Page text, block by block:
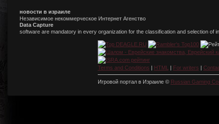
новости в израиле
Независимое некоммерческое Интернет Агенство
Data Capture
software are mandatory in every organization for the classification and selection of
Terms and Conditions | HTML | For writers |
Игровой портал в Израиле © Russian Gaming